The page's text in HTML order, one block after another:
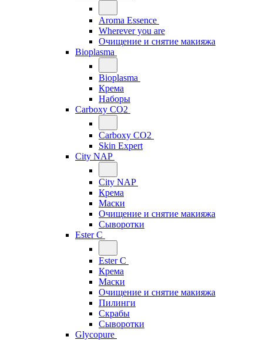
Aroma Essence
Wherever you are
Очищение и снятие макияжа
Bioplasma
Bioplasma
Крема
Наборы
Carboxy CO2
Carboxy CO2
Skin Expert
City NAP
City NAP
Крема
Маски
Очищение и снятие макияжа
Сыворотки
Ester C
Ester C
Крема
Маски
Очищение и снятие макияжа
Пилинги
Скрабы
Сыворотки
Glycopure